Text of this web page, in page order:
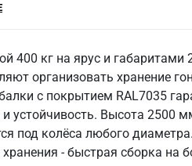
400 кг на ярус и
организовать хранение
с покрытием RAL7035
устойчивость. Высота 2500
под колёса любого
хранения - быстрая сборка